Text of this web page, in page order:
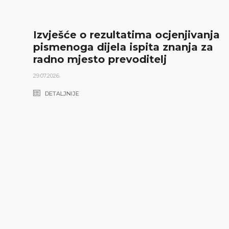
Izvješće o rezultatima ocjenjivanja
pismenoga dijela ispita znanja za
radno mjesto prevoditelj
29.07.2026.
DETALJNIJE